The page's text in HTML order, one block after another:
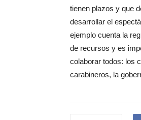
tienen plazos y que
desarrollar el
ejemplo cuenta la
de recursos y es
colaborar todos: los
carabineros, la